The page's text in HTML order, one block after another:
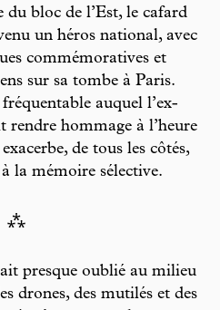
du bloc de l’Est, le cafard
un héros national, avec
commémoratives et
sur sa tombe à Paris.
auquel l’ex-
hommage à l’heure
de tous les côtés,
la mémoire sélective.
⁂
presque oublié au milieu
drones, des mutilés et des